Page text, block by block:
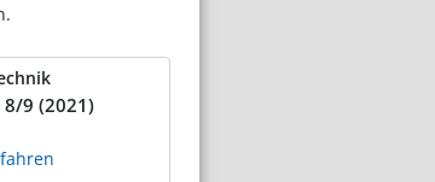
8/9 (2021)